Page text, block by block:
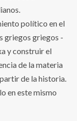
político en el
griegos griegos -
y construir el
de la materia
de la historia.
en este mismo